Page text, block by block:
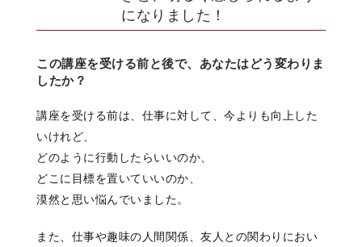
になりました！
この講座を受ける前と後で、あなたはどう変わりま
したか？
講座を受ける前は、仕事に対して、今よりも向上した
いけれど、
どのように行動したらいいのか、
どこに目標を置いていいのか、
漠然と思い悩んでいました。
また、仕事や趣味の人間関係、友人との関わりにおい